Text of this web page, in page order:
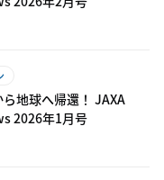
地球へ帰還！ JAXA
2026年1月号